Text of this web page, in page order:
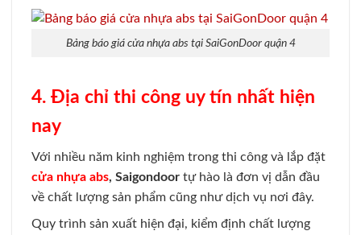
Bảng báo giá cửa nhựa abs tại SaiGonDoor quận 4
4. Địa chỉ thi công uy tín nhất hiện
nay
Với nhiều năm kinh nghiệm trong thi công và lắp đặt
cửa nhựa abs, Saigondoor tự hào là đơn vị dẫn đầu
về chất lượng sản phẩm cũng như dịch vụ nơi đây.
Quy trình sản xuất hiện đại, kiểm định chất lượng